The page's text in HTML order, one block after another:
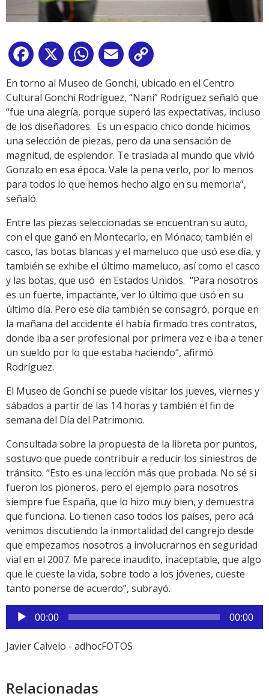
Facebook
X WhatsApp
Email
Link
En torno al Museo de Gonchi, ubicado en el Centro
Cultural Gonchi Rodríguez, “Nani” Rodríguez señaló que
“fue una alegría, porque superó las expectativas, incluso
de los diseñadores. Es un espacio chico donde hicimos
una selección de piezas, pero da una sensación de
magnitud, de esplendor. Te traslada al mundo que vivió
Gonzalo en esa época. Vale la pena verlo, por lo menos
para todos lo que hemos hecho algo en su memoria”,
señaló.
Entre las piezas seleccionadas se encuentran su auto,
con el que ganó en Montecarlo, en Mónaco; también el
casco, las botas blancas y el mameluco que usó ese día, y
también se exhibe el último mameluco, así como el casco
y las botas, que usó en Estados Unidos. “Para nosotros
es un fuerte, impactante, ver lo último que usó en su
último día. Pero ese día también se consagró, porque en
la mañana del accidente él había firmado tres contratos,
donde iba a ser profesional por primera vez e iba a tener
un sueldo por lo que estaba haciendo”, afirmó
Rodríguez.
El Museo de Gonchi se puede visitar los jueves, viernes y
sábados a partir de las 14 horas y también el fin de
semana del Día del Patrimonio.
Consultada sobre la propuesta de la libreta por puntos,
sostuvo que puede contribuir a reducir los siniestros de
tránsito. “Esto es una lección más que probada. No sé si
fueron los pioneros, pero el ejemplo para nosotros
siempre fue España, que lo hizo muy bien, y demuestra
que funciona. Lo tienen caso todos los países, pero acá
venimos discutiendo la inmortalidad del cangrejo desde
que empezamos nosotros a involucrarnos en seguridad
vial en el 2007. Me parece inaudito, inaceptable, que algo
que le cueste la vida, sobre todo a los jóvenes, cueste
tanto ponerse de acuerdo”, subrayó.
Reproductor
de
audio
00:00 00:00
Javier Calvelo - adhocFOTOS
Relacionadas